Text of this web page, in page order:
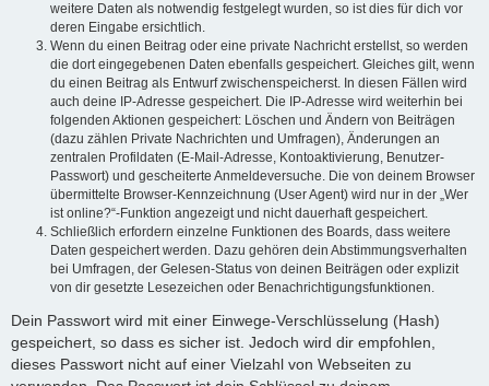
weitere Daten als notwendig festgelegt wurden, so ist dies für dich vor
deren Eingabe ersichtlich.
Wenn du einen Beitrag oder eine private Nachricht erstellst, so werden
die dort eingegebenen Daten ebenfalls gespeichert. Gleiches gilt, wenn
du einen Beitrag als Entwurf zwischenspeicherst. In diesen Fällen wird
auch deine IP-Adresse gespeichert. Die IP-Adresse wird weiterhin bei
folgenden Aktionen gespeichert: Löschen und Ändern von Beiträgen
(dazu zählen Private Nachrichten und Umfragen), Änderungen an
zentralen Profildaten (E-Mail-Adresse, Kontoaktivierung, Benutzer-
Passwort) und gescheiterte Anmeldeversuche. Die von deinem Browser
übermittelte Browser-Kennzeichnung (User Agent) wird nur in der „Wer
ist online?“-Funktion angezeigt und nicht dauerhaft gespeichert.
Schließlich erfordern einzelne Funktionen des Boards, dass weitere
Daten gespeichert werden. Dazu gehören dein Abstimmungsverhalten
bei Umfragen, der Gelesen-Status von deinen Beiträgen oder explizit
von dir gesetzte Lesezeichen oder Benachrichtigungsfunktionen.
Dein Passwort wird mit einer Einwege-Verschlüsselung (Hash)
gespeichert, so dass es sicher ist. Jedoch wird dir empfohlen,
dieses Passwort nicht auf einer Vielzahl von Webseiten zu